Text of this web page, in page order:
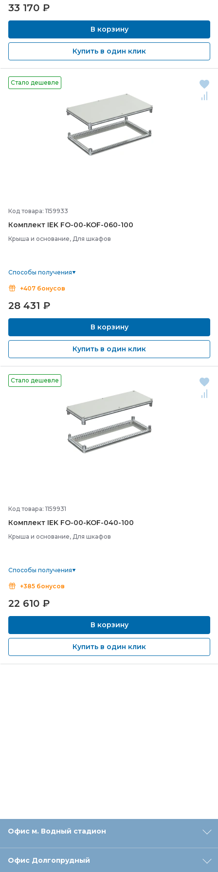
33 170 ₽
В корзину
Купить в один клик
Стало дешевле
Код товара: 1159933
Комплект IEK FO-00-KOF-060-100
Крыша и основание, Для шкафов
Способы получения
+407 бонусов
28 431 ₽
В корзину
Купить в один клик
Стало дешевле
Код товара: 1159931
Комплект IEK FO-00-KOF-040-100
Крыша и основание, Для шкафов
Способы получения
+385 бонусов
22 610 ₽
В корзину
Купить в один клик
Офис м. Водный стадион
Офис Долгопрудный